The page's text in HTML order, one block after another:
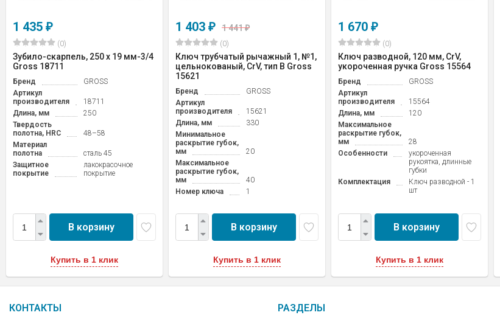
1 435 ₽
(0)
Зубило-скарпель, 250 х 19 мм-3/4
Gross 18711
Бренд
GROSS
Артикул
производителя
18711
Длина, мм
250
Твердость
полотна, HRC
48–58
Материал
полотна
сталь 45
Защитное
покрытие
лакокрасочное
покрытие
В корзину
Купить в 1 клик
1 403 ₽ 1 441₽
(0)
Ключ трубчатый рычажный 1, №1,
цельнокованый, CrV, тип B Gross
15621
Бренд
GROSS
Артикул
производителя
15621
Длина, мм
330
Минимальное
раскрытие губок,
мм
20
Максимальное
раскрытие губок,
мм
40
Номер ключа
1
В корзину
Купить в 1 клик
1 670 ₽
(0)
Ключ разводной, 120 мм, CrV,
укороченная ручка Gross 15564
Бренд
GROSS
Артикул
производителя
15564
Длина, мм
120
Максимальное
раскрытие губок,
мм
28
Особенности
укороченная
рукоятка, длинные
губки
Комплектация
Ключ разводной - 1
шт
В корзину
Купить в 1 клик
КОНТАКТЫ РАЗДЕЛЫ